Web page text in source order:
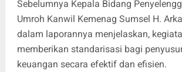
Sebelumnya Kepala Bidang
Umroh Kanwil Kemenag Sumsel H.
dalam laporannya menjelaskan,
memberikan standarisasi bagi
keuangan secara efektif dan efisien.